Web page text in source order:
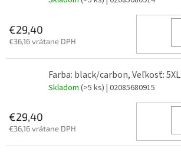
€29,40
€36,16 vrátane DPH
Farba: black/carbon, Veľkosť: 5XL
Skladom (>5 ks) | 02085680915
€29,40
€36,16 vrátane DPH